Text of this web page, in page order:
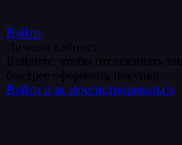
Войти
Войти или зарегистрироваться